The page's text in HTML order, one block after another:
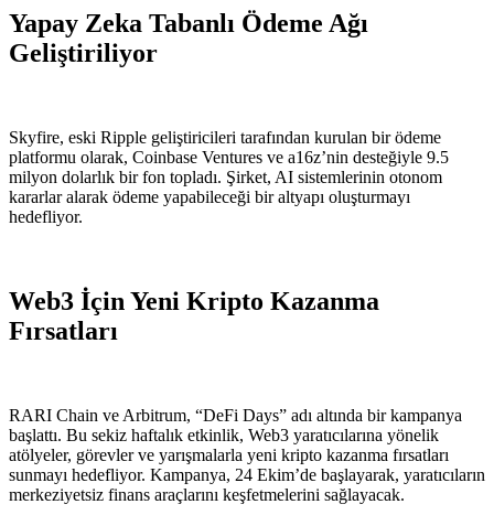
Yapay Zeka Tabanlı Ödeme Ağı
Geliştiriliyor
Skyfire, eski Ripple geliştiricileri tarafından kurulan bir ödeme
platformu olarak, Coinbase Ventures ve a16z’nin desteğiyle 9.5
milyon dolarlık bir fon topladı. Şirket, AI sistemlerinin otonom
kararlar alarak ödeme yapabileceği bir altyapı oluşturmayı
hedefliyor.
Web3 İçin Yeni Kripto Kazanma
Fırsatları
RARI Chain ve Arbitrum, “DeFi Days” adı altında bir kampanya
başlattı. Bu sekiz haftalık etkinlik, Web3 yaratıcılarına yönelik
atölyeler, görevler ve yarışmalarla yeni kripto kazanma fırsatları
sunmayı hedefliyor. Kampanya, 24 Ekim’de başlayarak, yaratıcıların
merkeziyetsiz finans araçlarını keşfetmelerini sağlayacak.